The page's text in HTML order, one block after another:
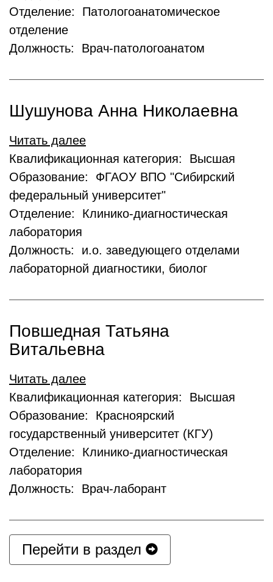
Отделение: Патологоанатомическое
отделение
Должность: Врач-патологоанатом
Шушунова Анна Николаевна
Читать далее
Квалификационная категория: Высшая
Образование: ФГАОУ ВПО "Сибирский
федеральный университет"
Отделение: Клинико-диагностическая
лаборатория
Должность: и.о. заведующего отделами
лабораторной диагностики, биолог
Повшедная Татьяна
Витальевна
Читать далее
Квалификационная категория: Высшая
Образование: Красноярский
государственный университет (КГУ)
Отделение: Клинико-диагностическая
лаборатория
Должность: Врач-лаборант
Перейти в раздел